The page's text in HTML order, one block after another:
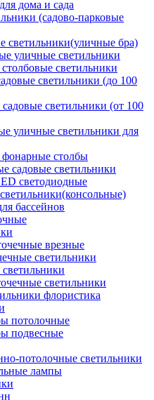
дома и сада
(садово-парковые
светильники(уличные бра)
уличные светильники
светильники
светильники (до 100
светильники (от 100
уличные светильники для
столбы
садовые светильники
светодиодные
бассейнов
врезные
светильники
светильники
флористика
потолочные
подвесные
потолочные светильники
лампы